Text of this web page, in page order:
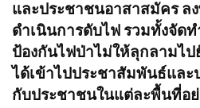
และประชาชนอาสาสมัคร ล
ดำเนินการดับไฟ รวมทั้งจัด
ป้องกันไฟป่าไม่ให้ลุกลามไ
ได้เข้าไปประชาสัมพันธ์และ
กับประชาชนในแต่ละพื้นที่อย่